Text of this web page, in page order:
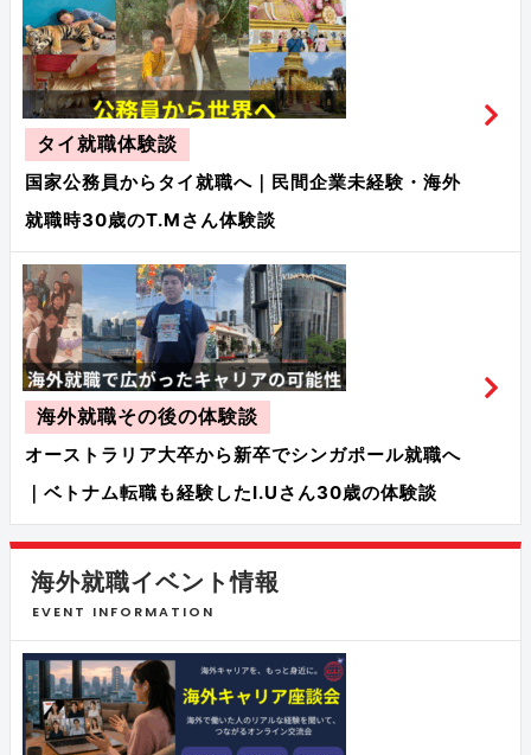
タイ就職体験談
国家公務員からタイ就職へ｜民間企業未経験・海外
就職時30歳のT.Mさん体験談
海外就職その後の体験談
オーストラリア大卒から新卒でシンガポール就職へ
｜ベトナム転職も経験したI.Uさん30歳の体験談
海外就職イベント情報
EVENT INFORMATION